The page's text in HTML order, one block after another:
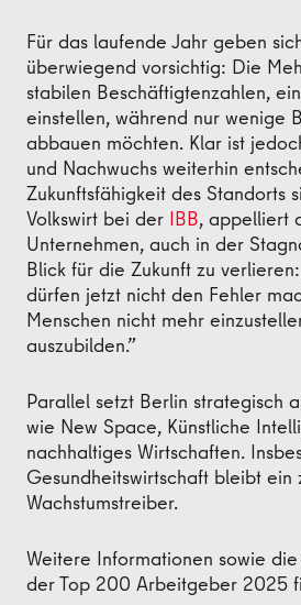
Für das laufende Jahr geben
überwiegend vorsichtig: Die
stabilen Beschäftigtenzahlen,
einstellen, während nur wenige
abbauen möchten. Klar ist
und Nachwuchs weiterhin
Zukunftsfähigkeit des Standorts
Volkswirt bei der IBB, appelliert
Unternehmen, auch in der
Blick für die Zukunft zu
dürfen jetzt nicht den Fehler
Menschen nicht mehr
auszubilden.”
Parallel setzt Berlin strategisch
wie New Space, Künstliche
nachhaltiges Wirtschaften.
Gesundheitswirtschaft bleibt ein
Wachstumstreiber.
Weitere Informationen sowie
der Top 200 Arbeitgeber 2025